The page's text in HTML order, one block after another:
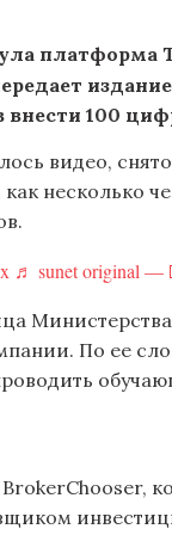
платформа
издание
внести 100
видео,
несколько
♬ sunet original —
По ее